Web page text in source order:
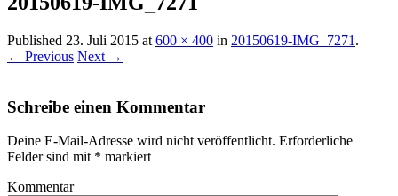
Published 23. Juli 2015 at 600 × 400 in 20150619-IMG_7271 .
← Previous Next →
Schreibe einen Kommentar
Deine E-Mail-Adresse wird nicht veröffentlicht. Erforderliche
Felder sind mit * markiert
Kommentar